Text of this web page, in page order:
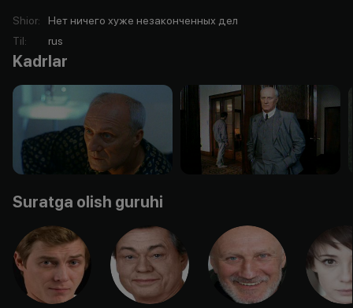
Shior:
Нет ничего хуже незаконченных дел
Til: rus
Kadrlar
Suratga olish guruhi